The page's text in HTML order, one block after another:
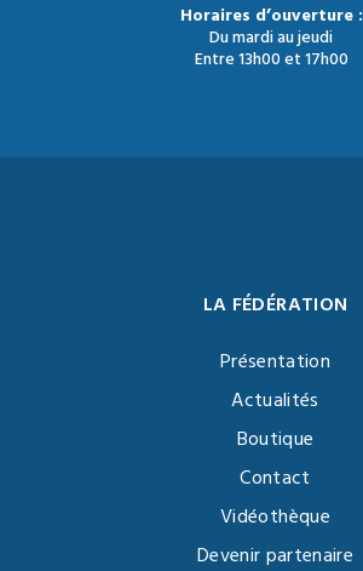
Horaires d’ouverture :
Du mardi au jeudi
Entre 13h00 et 17h00
LA FÉDÉRATION
Présentation
Actualités
Boutique
Contact
Vidéothèque
Devenir partenaire